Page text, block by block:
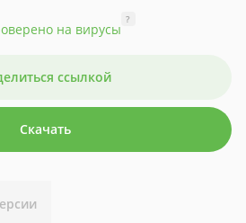
на вирусы
?
ссылкой
Скачать